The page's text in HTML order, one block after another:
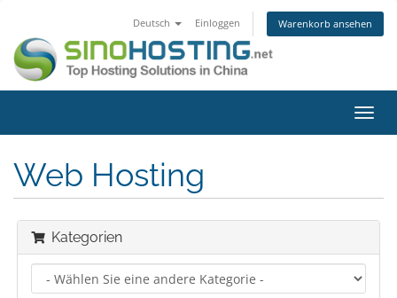
Deutsch Einloggen Warenkorb ansehen
ein-/
Web Hosting
Kategorien